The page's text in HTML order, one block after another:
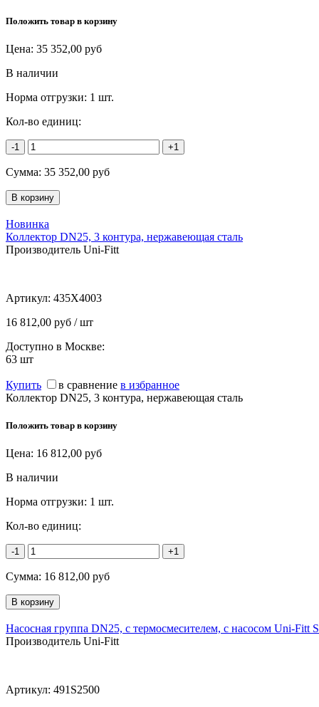
Положить товар в корзину
Цена: 35 352,00 руб
В наличии
Норма отгрузки: 1 шт.
Кол-во единиц:
-1 +1
Сумма: 35 352,00 руб
Новинка
Коллектор DN25, 3 контура, нержавеющая сталь
Производитель Uni-Fitt
Артикул: 435X4003
16 812,00 руб / шт
Доступно в Москве:
63 шт
Купить в сравнение в избранное
Коллектор DN25, 3 контура, нержавеющая сталь
Положить товар в корзину
Цена: 16 812,00 руб
В наличии
Норма отгрузки: 1 шт.
Кол-во единиц:
-1 +1
Сумма: 16 812,00 руб
Насосная группа DN25, с термосмесителем, с насосом Uni-Fitt
Производитель Uni-Fitt
Артикул: 491S2500